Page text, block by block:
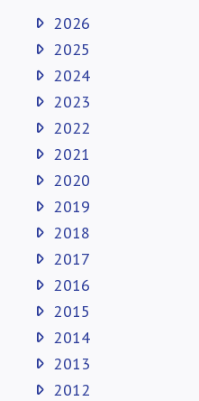
2026
2025
2024
2023
2022
2021
2020
2019
2018
2017
2016
2015
2014
2013
2012